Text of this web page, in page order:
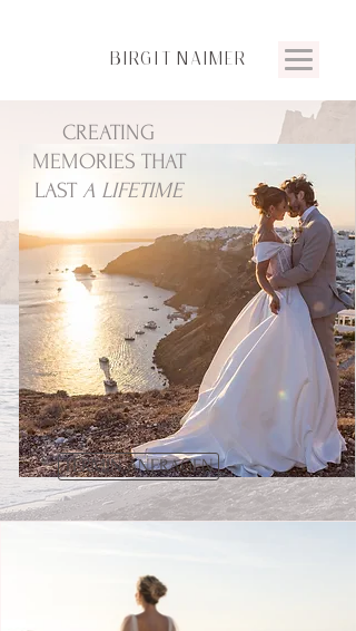
BIRGIT NAIMER
TERMIN ANFRAGEN
CREATING
MEMORIES THAT
LAST A LIFETIME